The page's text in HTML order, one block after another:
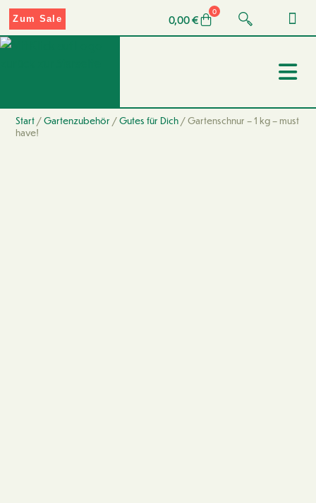
0,00€
0
Zum Sale
Start /Gartenzubehör /Gutes für Dich / Gartenschnur – 1 kg – must
have!